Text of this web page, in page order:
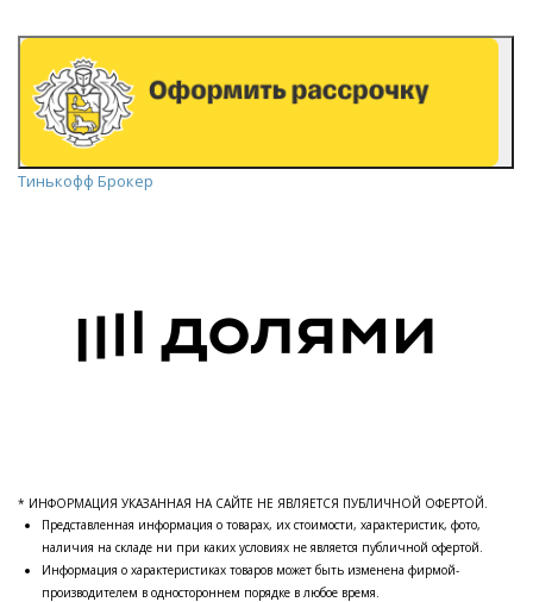
Тинькофф Брокер
* ИНФОРМАЦИЯ УКАЗАННАЯ НА САЙТЕ НЕ ЯВЛЯЕТСЯ ПУБЛИЧНОЙ ОФЕРТОЙ.
Представленная информация о товарах, их стоимости, характеристик, фото,
наличия на складе ни при каких условиях не является публичной офертой.
Информация о характеристиках товаров может быть изменена фирмой-
производителем в одностороннем порядке в любое время.